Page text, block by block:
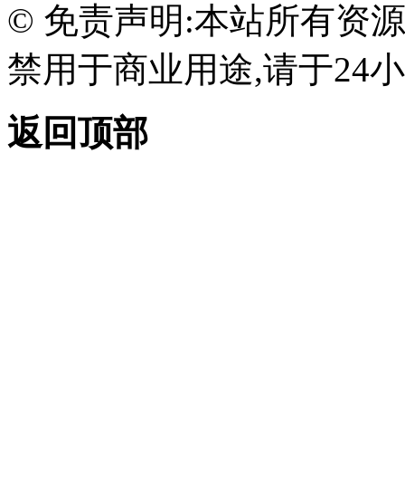
© 免责声明:本站所有资
禁用于商业用途,请于24
返回顶部